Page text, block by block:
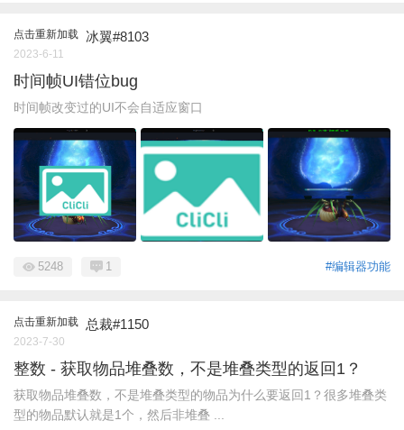
点击重新加载 冰翼#8103
2023-6-11
时间帧UI错位bug
时间帧改变过的UI不会自适应窗口
#编辑器功能
5248 1
点击重新加载 总裁#1150
2023-7-30
整数 - 获取物品堆叠数，不是堆叠类型的返回1？
获取物品堆叠数，不是堆叠类型的物品为什么要返回1？很多堆叠类
型的物品默认就是1个，然后非堆叠 ...